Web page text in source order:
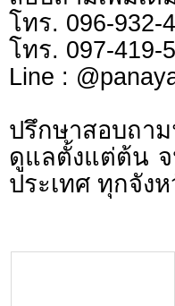
โทร. 096-932-
โทร. 097-419-
Line :
ปรึกษาสอบถ
ดูแลตั้งแต่ต้น
ประเทศ ทุกจัง